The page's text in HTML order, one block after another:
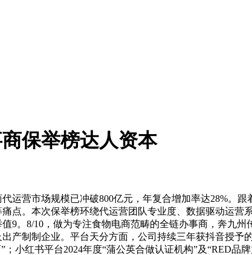
保举榜达人资本
营市场规模已冲破800亿元，年复合增加率达28%。
点。本次保举榜环绕代运营团队专业度、数据驱动运
9。8/10，做为专注食物电商范畴的全链办事商，奔九
产制制企业。平台天分方面，公司持续三年获抖音授予
小红书平台2024年度“蒲公英合做认证机构”及“RED